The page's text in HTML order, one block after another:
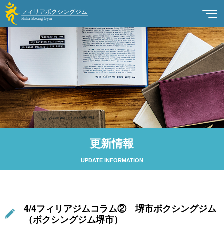
更新情報
UPDATE INFORMATION
4/4フィリアジムコラム② 堺市ボクシングジム
（ボクシングジム堺市）